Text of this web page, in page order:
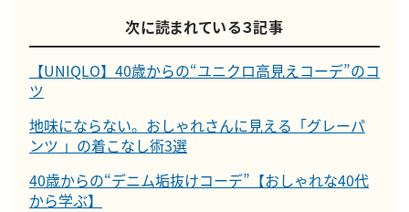
次に読まれている３記事
【UNIQLO】40歳からの“ユニクロ高見えコーデ”のコ
ツ
地味にならない。おしゃれさんに見える「グレーパ
ンツ 」の着こなし術3選
40歳からの“デニム垢抜けコーデ”【おしゃれな40代
から学ぶ】